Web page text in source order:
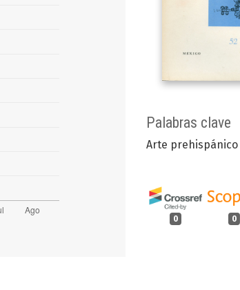
Palabras clave
Arte prehispánico
0 0